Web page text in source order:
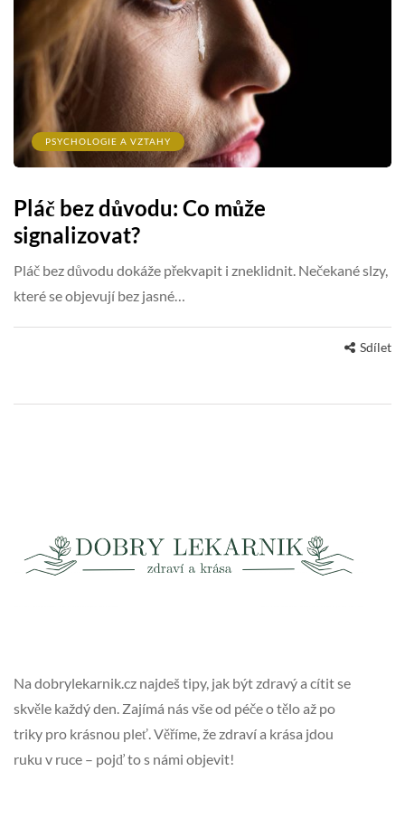
PSYCHOLOGIE A VZTAHY
Pláč bez důvodu: Co může
signalizovat?
Pláč bez důvodu dokáže překvapit i zneklidnit. Nečekané slzy,
které se objevují bez jasné…
Sdílet
Na dobrylekarnik.cz najdeš tipy, jak být zdravý a cítit se
skvěle každý den. Zajímá nás vše od péče o tělo až po
triky pro krásnou pleť. Věříme, že zdraví a krása jdou
ruku v ruce – pojď to s námi objevit!